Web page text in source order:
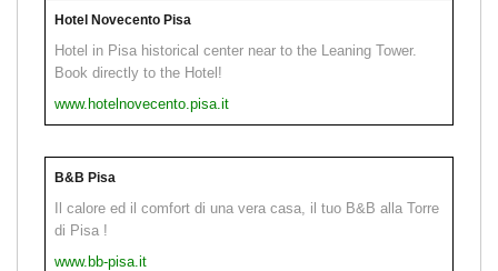
Hotel Novecento Pisa
Hotel in Pisa historical center near to the Leaning Tower.
Book directly to the Hotel!
www.hotelnovecento.pisa.it
B&B Pisa
Il calore ed il comfort di una vera casa, il tuo B&B alla Torre
di Pisa !
www.bb-pisa.it